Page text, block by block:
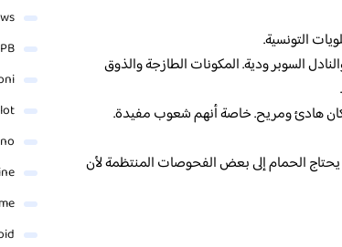
التونسية.
السوبر ودية. المكونات الطازجة والذوق
هادئ ومريح. خاصة أنهم شعوب مفيدة.
يحتاج الحمام إلى بعض الفحوصات المنتظمة لأن
PB